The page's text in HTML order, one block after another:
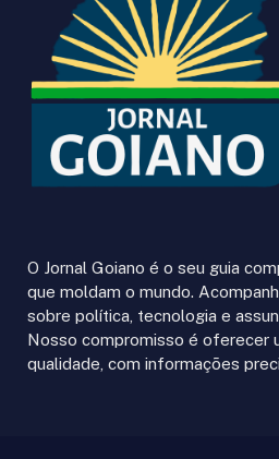
O Jornal Goiano é o seu guia
que moldam o mundo.
sobre política, tecnologia e
Nosso compromisso é oferecer
qualidade, com informações